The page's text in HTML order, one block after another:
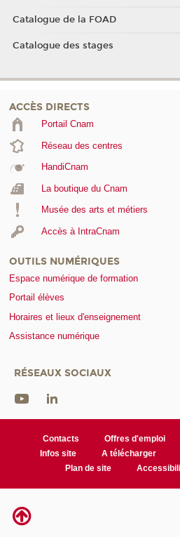
Catalogue de la FOAD
Catalogue des stages
ACCÈS DIRECTS
Portail Cnam
Réseau des centres
HandiCnam
La boutique du Cnam
Musée des arts et métiers
Accès à IntraCnam
OUTILS NUMÉRIQUES
Espace numérique de formation
Portail élèves
Horaires et lieux d'enseignement
Assistance numérique
RÉSEAUX SOCIAUX
Contacts Offres d'emploi
Infos site
A télécharger
Plan de site